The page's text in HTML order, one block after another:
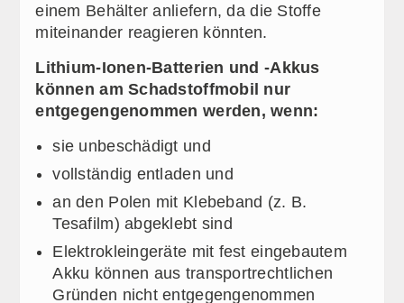
einem Behälter anliefern, da die Stoffe
miteinander reagieren könnten.
Lithium-Ionen-Batterien und -Akkus
können am Schadstoffmobil nur
entgegengenommen werden, wenn:
sie unbeschädigt und
vollständig entladen und
an den Polen mit Klebeband (z. B.
Tesafilm) abgeklebt sind
Elektrokleingeräte mit fest eingebautem
Akku können aus transportrechtlichen
Gründen nicht entgegengenommen